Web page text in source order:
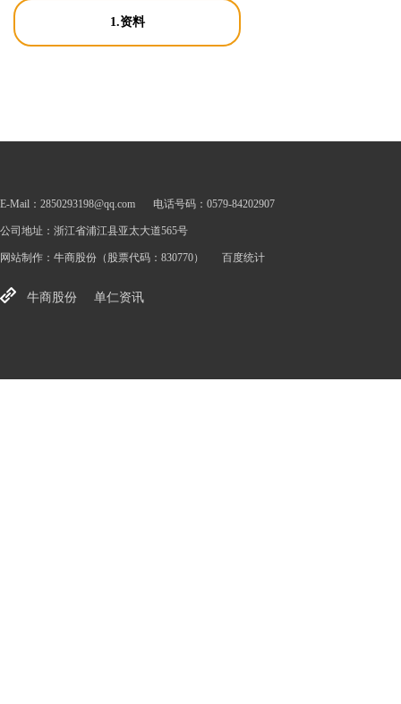
1.资料
E-Mail：2850293198@qq.com 电话号码：0579-84202907
公司地址：浙江省浦江县亚太大道565号
网站制作： 牛商股份 （股票代码：830770） 百度统计
牛商股份 单仁资讯